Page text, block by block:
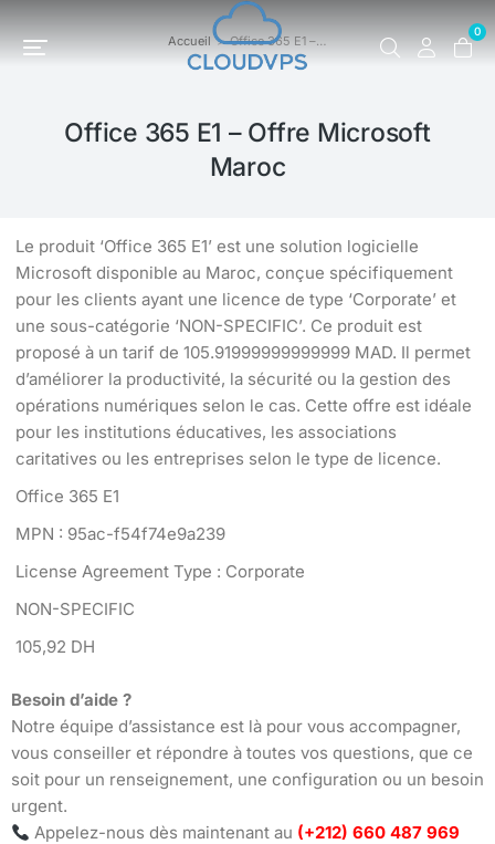
0
Vous êtes ici : Accueil Office 365 E1 –…
Office 365 E1 – Offre Microsoft
Maroc
Le produit ‘Office 365 E1’ est une solution logicielle
Microsoft disponible au Maroc, conçue spécifiquement
pour les clients ayant une licence de type ‘Corporate’ et
une sous-catégorie ‘NON-SPECIFIC’. Ce produit est
proposé à un tarif de 105.91999999999999 MAD. Il permet
d’améliorer la productivité, la sécurité ou la gestion des
opérations numériques selon le cas. Cette offre est idéale
pour les institutions éducatives, les associations
caritatives ou les entreprises selon le type de licence.
Office 365 E1
MPN : 95ac-f54f74e9a239
License Agreement Type : Corporate
NON-SPECIFIC
105,92 DH
Besoin d’aide ?
Notre équipe d’assistance est là pour vous accompagner,
vous conseiller et répondre à toutes vos questions, que ce
soit pour un renseignement, une configuration ou un besoin
urgent.
Appelez-nous dès maintenant au (+212) 660 487 969